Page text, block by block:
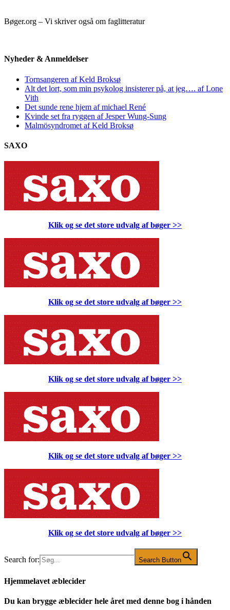
Bøger.org – Vi skriver også om faglitteratur
Nyheder & Anmeldelser
Tornsangeren af Keld Broksø
Alt det lort, som min psykolog insisterer på, at jeg…. af Lone
Vith
Det sunde rene hjem af michael René
Kvinde set fra ryggen af Jesper Wung-Sung
Malmösyndromet af Keld Broksø
SAXO
Klik og se det store udvalg af bøger >>
Klik og se det store udvalg af bøger >>
Klik og se det store udvalg af bøger >>
Klik og se det store udvalg af bøger >>
Klik og se det store udvalg af bøger >>
Search for: Search Button
Hjemmelavet æblecider
Du kan brygge æblecider hele året med denne bog i hånden